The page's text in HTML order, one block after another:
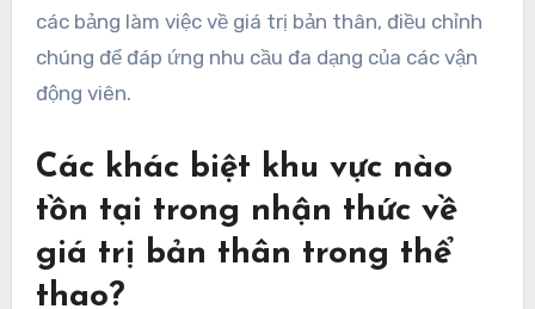
các bảng làm việc về giá trị bản thân, điều chỉnh
chúng để đáp ứng nhu cầu đa dạng của các vận
động viên.
Các khác biệt khu vực nào
tồn tại trong nhận thức về
giá trị bản thân trong thể
thao?